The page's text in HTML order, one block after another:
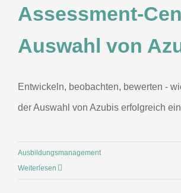
Assessment-
Auswahl von
Entwickeln, beobachten, bewerten -
der Auswahl von Azubis erfolgreich
Ausbildungsmanagement
Weiterlesen